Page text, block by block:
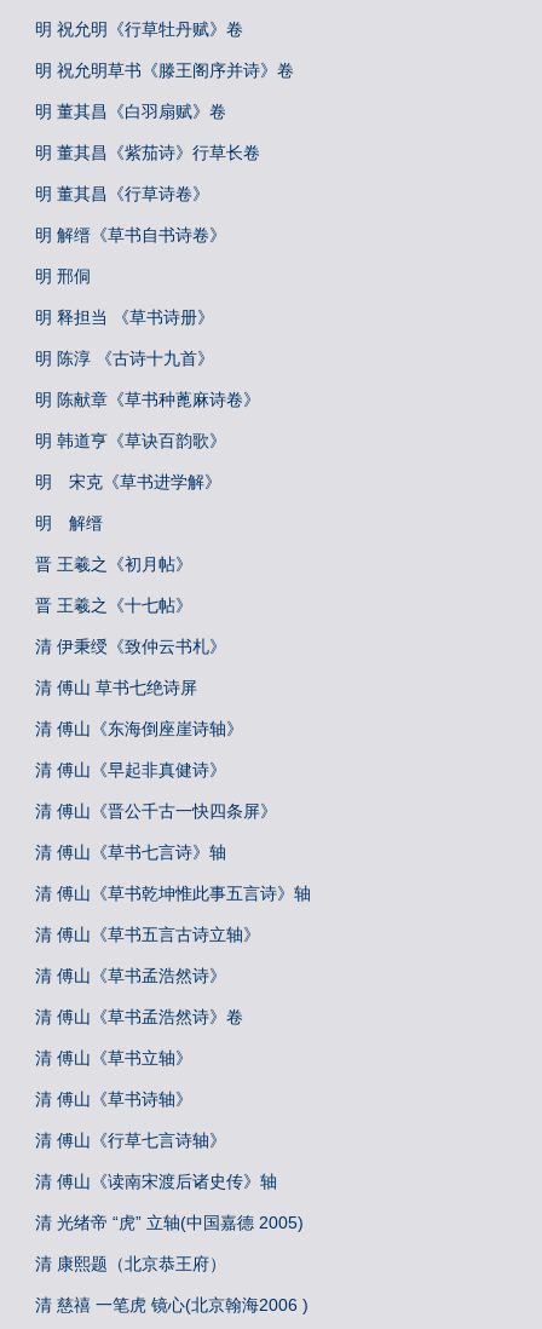
明 祝允明《行草牡丹赋》卷
明 祝允明草书《滕王阁序并诗》卷
明 董其昌《白羽扇赋》卷
明 董其昌《紫茄诗》行草长卷
明 董其昌《行草诗卷》
明 解缙《草书自书诗卷》
明 邢侗
明 释担当 《草书诗册》
明 陈淳 《古诗十九首》
明 陈献章《草书种蓖麻诗卷》
明 韩道亨《草诀百韵歌》
明 宋克《草书进学解》
明 解缙
晋 王羲之《初月帖》
晋 王羲之《十七帖》
清 伊秉绶《致仲云书札》
清 傅山 草书七绝诗屏
清 傅山《东海倒座崖诗轴》
清 傅山《早起非真健诗》
清 傅山《晋公千古一快四条屏》
清 傅山《草书七言诗》轴
清 傅山《草书乾坤惟此事五言诗》轴
清 傅山《草书五言古诗立轴》
清 傅山《草书孟浩然诗》
清 傅山《草书孟浩然诗》卷
清 傅山《草书立轴》
清 傅山《草书诗轴》
清 傅山《行草七言诗轴》
清 傅山《读南宋渡后诸史传》轴
清 光绪帝 “虎” 立轴(中国嘉德 2005)
清 康熙题（北京恭王府）
清 慈禧 一笔虎 镜心(北京翰海2006 )